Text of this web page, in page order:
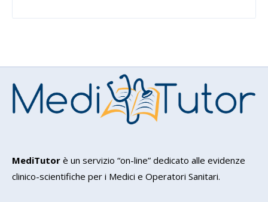
MediTutor è un servizio “on-line” dedicato alle evidenze
clinico-scientifiche per i Medici e Operatori Sanitari.